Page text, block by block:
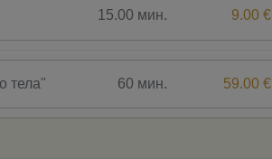
15.00 мин. 9.00 €
тела" 60 мин. 59.00 €